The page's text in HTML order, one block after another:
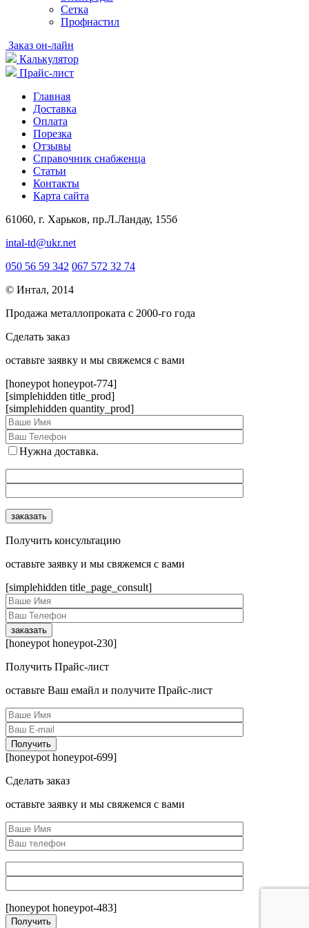
Сетка
Профнастил
Заказ он-лайн
Калькулятор
Прайс-лист
Главная
Доставка
Оплата
Порезка
Отзывы
Справочник снабженца
Статьи
Контакты
Карта сайта
61060, г. Харьков, пр.Л.Ландау, 155б
intal-td@ukr.net
050 56 59 342 067 572 32 74
© Интал, 2014
Продажа металлопроката с 2000-го года
Сделать заказ
оcтавьте заявку и мы свяжемся с вами
[honeypot honeypot-774]
[simplehidden title_prod]
[simplehidden quantity_prod]
Нужна доставка.
Получить консультацию
оcтавьте заявку и мы свяжемся с вами
[simplehidden title_page_consult]
[honeypot honeypot-230]
Получить Прайс-лист
оcтавьте Ваш емайл и получите Прайс-лист
[honeypot honeypot-699]
Сделать заказ
оcтавьте заявку и мы свяжемся с вами
[honeypot honeypot-483]